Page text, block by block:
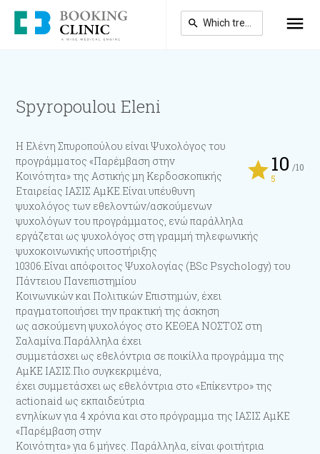
Skip
main
Spyropoulou Eleni
star10 /10
5
Η Ελένη Σπυροπούλου είναι Ψυχολόγος του
προγράμματος «Παρέμβαση στην
Κοινότητα» της Αστικής μη Κερδοσκοπικής
Εταιρείας ΙΑΣΙΣ ΑμΚΕ.Είναι υπέυθυνη
ψυχολόγος των εθελοντών/ασκούμενων
ψυχολόγων του προγράμματος, ενώ παράλληλα
εργάζεται ως ψυχολόγος στη γραμμή τηλεφωνικής
ψυχοκοινωνικής υποστήριξης
10306.Είναι απόφοιτος Ψυχολογίας (BSc Psychology) του
Πάντειου Πανεπιστημίου
Κοινωνικών και Πολιτικών Επιστημών, έχει
πραγματοποιήσει την πρακτική της άσκηση
ως ασκούμενη ψυχολόγος στο ΚΕΘΕΑ ΝΟΣΤΟΣ στη
Σαλαμίνα.Παράλληλα έχει
συμμετάσχει ως εθελόντρια σε ποικίλλα προγράμμα της
ΑμΚΕ ΙΑΣΙΣ.Πιο συγκεκριμένα,
έχει συμμετάσχει ως εθελόντρια στο «Επίκεντρο» της
actionaid ως εκπαιδεύτρια
ενηλίκων για 4 χρόνια και στο πρόγραμμα της ΙΑΣΙΣ ΑμΚΕ
«Παρέμβαση στην
Κοινότητα» για 6 μήνες. Παράλληλα, είναι φοιτήτρια